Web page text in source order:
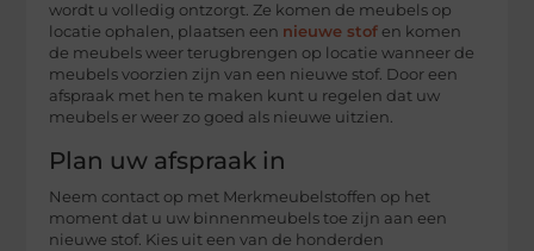
wordt u volledig ontzorgt. Ze komen de meubels op
locatie ophalen, plaatsen een nieuwe stof en komen
de meubels weer terugbrengen op locatie wanneer de
meubels voorzien zijn van een nieuwe stof. Door een
afspraak met hen te maken kunt u regelen dat uw
meubels er weer zo goed als nieuwe uitzien.
Plan uw afspraak in
Neem contact op met Merkmeubelstoffen op het
moment dat u uw binnenmeubels toe zijn aan een
nieuwe stof. Kies uit een van de honderden